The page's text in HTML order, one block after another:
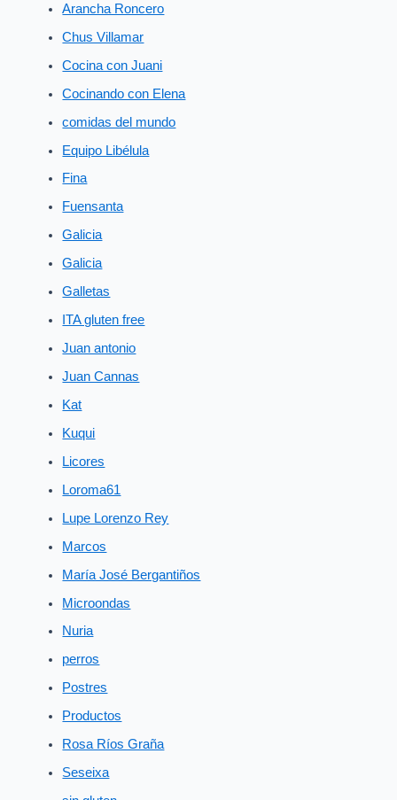
Arancha Roncero
Chus Villamar
Cocina con Juani
Cocinando con Elena
comidas del mundo
Equipo Libélula
Fina
Fuensanta
Galicia
Galicia
Galletas
ITA gluten free
Juan antonio
Juan Cannas
Kat
Kuqui
Licores
Loroma61
Lupe Lorenzo Rey
Marcos
María José Bergantiños
Microondas
Nuria
perros
Postres
Productos
Rosa Ríos Graña
Seseixa